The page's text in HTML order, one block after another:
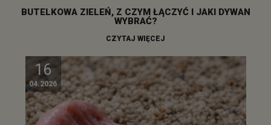
BUTELKOWA ZIELEŃ, Z CZYM ŁĄCZYĆ I JAKI DYWAN
WYBRAĆ?
CZYTAJ WIĘCEJ
16
04.2026